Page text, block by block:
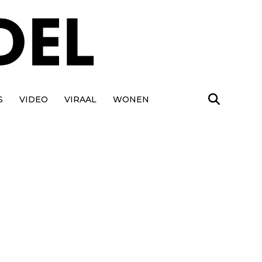
VIDEO VIRAAL WONEN